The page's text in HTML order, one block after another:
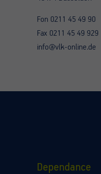
Fon 0211 45 49 90
Fax 0211 45 49 929
info@vlk-online.de
Dependance